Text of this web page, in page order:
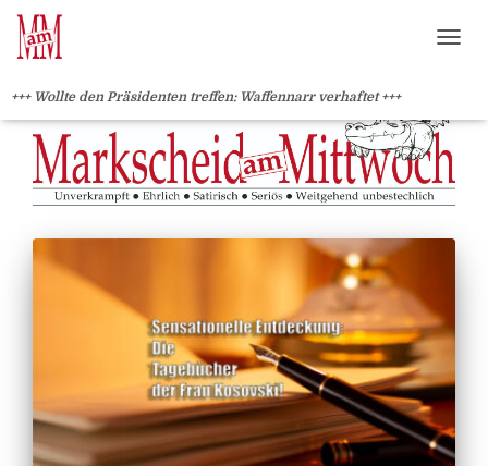
+++ Wollte den Präsidenten treffen: Waffennarr verhaftet +++